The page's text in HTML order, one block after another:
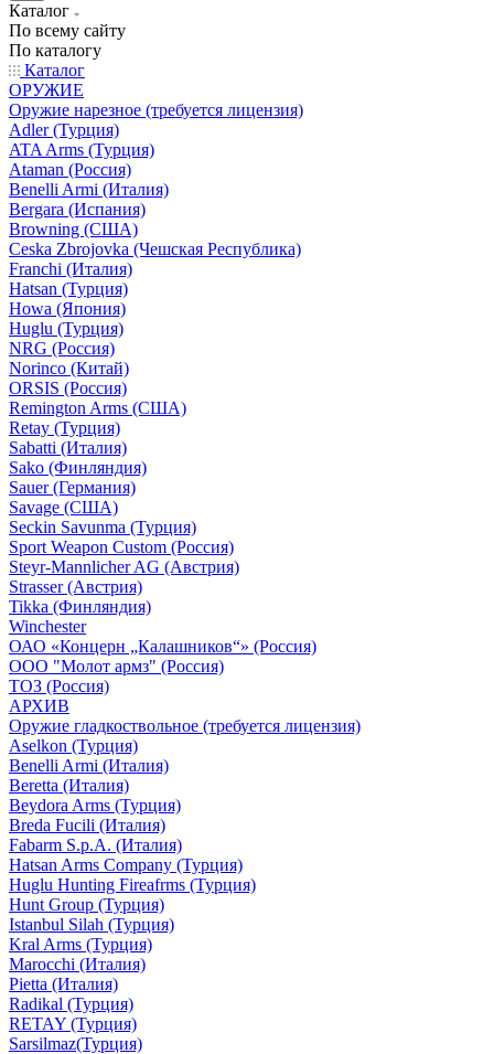
Каталог
По всему сайту
По каталогу
Каталог
ОРУЖИЕ
Оружие нарезное (требуется лицензия)
Adler (Турция)
ATA Arms (Турция)
Ataman (Россия)
Benelli Armi (Италия)
Bergara (Испания)
Browning (США)
Ceska Zbrojovka (Чешская Республика)
Franchi (Италия)
Hatsan (Турция)
Howa (Япония)
Huglu (Турция)
NRG (Россия)
Norinco (Китай)
ORSIS (Россия)
Remington Arms (США)
Retay (Турция)
Sabatti (Италия)
Sako (Финляндия)
Sauer (Германия)
Savage (США)
Seckin Savunma (Турция)
Sport Weapon Custom (Россия)
Steyr-Mannlicher AG (Австрия)
Strasser (Австрия)
Tikka (Финляндия)
Winchester
ОАО «Концерн „Калашников“» (Россия)
ООО "Молот армз" (Россия)
ТОЗ (Россия)
АРХИВ
Оружие гладкоствольное (требуется лицензия)
Aselkon (Турция)
Benelli Armi (Италия)
Beretta (Италия)
Beydora Arms (Турция)
Breda Fucili (Италия)
Fabarm S.p.A. (Италия)
Hatsan Arms Company (Турция)
Huglu Hunting Fireafrms (Турция)
Hunt Group (Турция)
Istanbul Silah (Турция)
Kral Arms (Турция)
Marocchi (Италия)
Pietta (Италия)
Radikal (Турция)
RETAY (Турция)
Sarsilmaz(Турция)